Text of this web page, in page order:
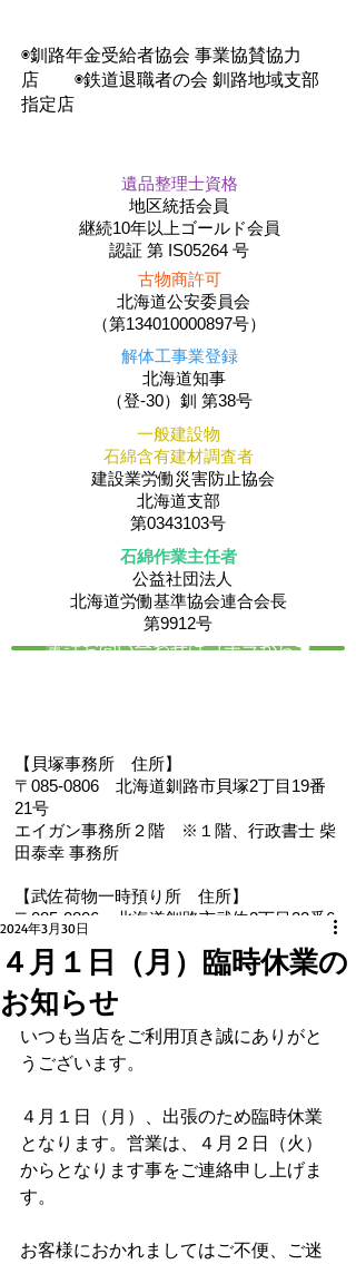
◉釧路年金受給者協会 事業協賛協力
店 ◉鉄道退職者の会 釧路地域支部
指定店
遺品整理士資格
地区統括会員
​継続10年以上ゴールド会員
認証 第 IS05264 号
古物商許可
北海道公安委員会
（第134010000897号）
解体工事業登録
北海道知事
（登-30）釧 第38号
一般建設物
石綿含有建材調査者
建設業労働災害防止協会
北海道支部
第0343103号
石綿作業主任者
公益社団法人
​北海道労働基準協会連合会長
第9912号
電話お問い合わせはコチラから☚
【貝塚事務所 住所】
〒085-0806 北海道釧路市貝塚2丁目19番
21号
エイガン事務所２階
※１階、 行政書士 柴
田泰幸 事務所
【武佐荷物一時預り所 住所】
〒085-0806 北海道釧路市武佐2丁目22番6
【電 話・FAX】 ０１５４－３５－０９８７
【メール】 eigan@ab.auone-net.jp
【営業時間】 ９：００～１８：００
【定休日】 日曜､祝日
【インボイス登録番号】T1810632866930
メールお問い合わせはコチラから ☚
４月１日（月）臨時休業の
お知らせ
2024年3月30日
いつも当店をご利用頂き誠にありがと
うございます。
４月１日（月）、出張のため臨時休業
となります。営業は、４月２日（火）
からとなります事をご連絡申し上げま
す。
お客様におかれましてはご不便、ご迷